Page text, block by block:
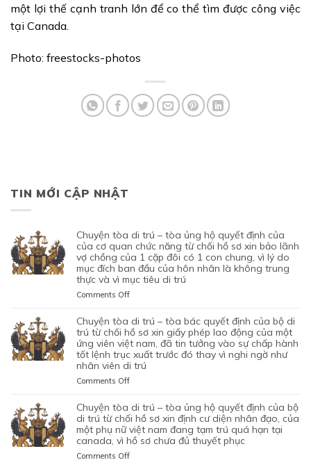
một lợi thế cạnh tranh lớn để co thể tìm được công việc
tại Canada.
Photo: freestocks-photos
TIN MỚI CẬP NHẬT
chuyện tòa di trú – tòa ủng hộ quyết định của
của cơ quan chức năng từ chối hồ sơ xin bảo lãnh
vợ chồng của 1 cặp đôi có 1 con chung, vì lý do
mục đích ban đầu của hôn nhân là không trung
thực và vì mục tiêu di trú
Comments Offon
TÒA
DI
TRÚ
–
TÒA
ỦNG
ĐỊNH
CỦA
CỦA
chuyện tòa di trú – tòa bác quyết định của bộ di
trú từ chối hồ sơ xin giấy phép lao động của một
ứng viên việt nam, đã tin tưởng vào sự chấp hành
tốt lệnh trục xuất trước đó thay vì nghi ngờ như
nhân viên di trú
Comments Offon
TÒA
DI
TRÚ
–
TÒA
chuyện tòa di trú – tòa ủng hộ quyết định của bộ
di trú từ chối hồ sơ xin định cư diện nhân đạo, của
một phụ nữ việt nam đang tạm trú quá hạn tại
canada, vì hồ sơ chưa đủ thuyết phục
Comments Offon